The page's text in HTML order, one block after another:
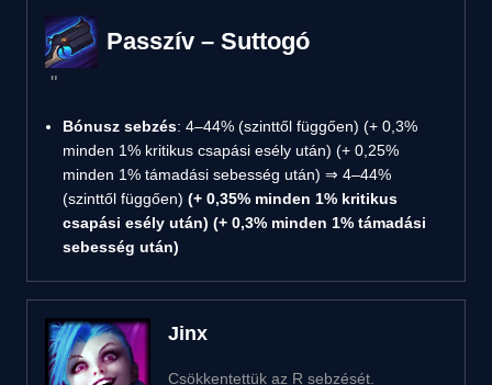
Passzív – Suttogó
Bónusz sebzés: 4–44% (szinttől függően) (+ 0,3%
minden 1% kritikus csapási esély után) (+ 0,25%
minden 1% támadási sebesség után) ⇒ 4–44%
(szinttől függően) (+ 0,35% minden 1% kritikus
csapási esély után) (+ 0,3% minden 1% támadási
sebesség után)
Jinx
Csökkentettük az R sebzését.